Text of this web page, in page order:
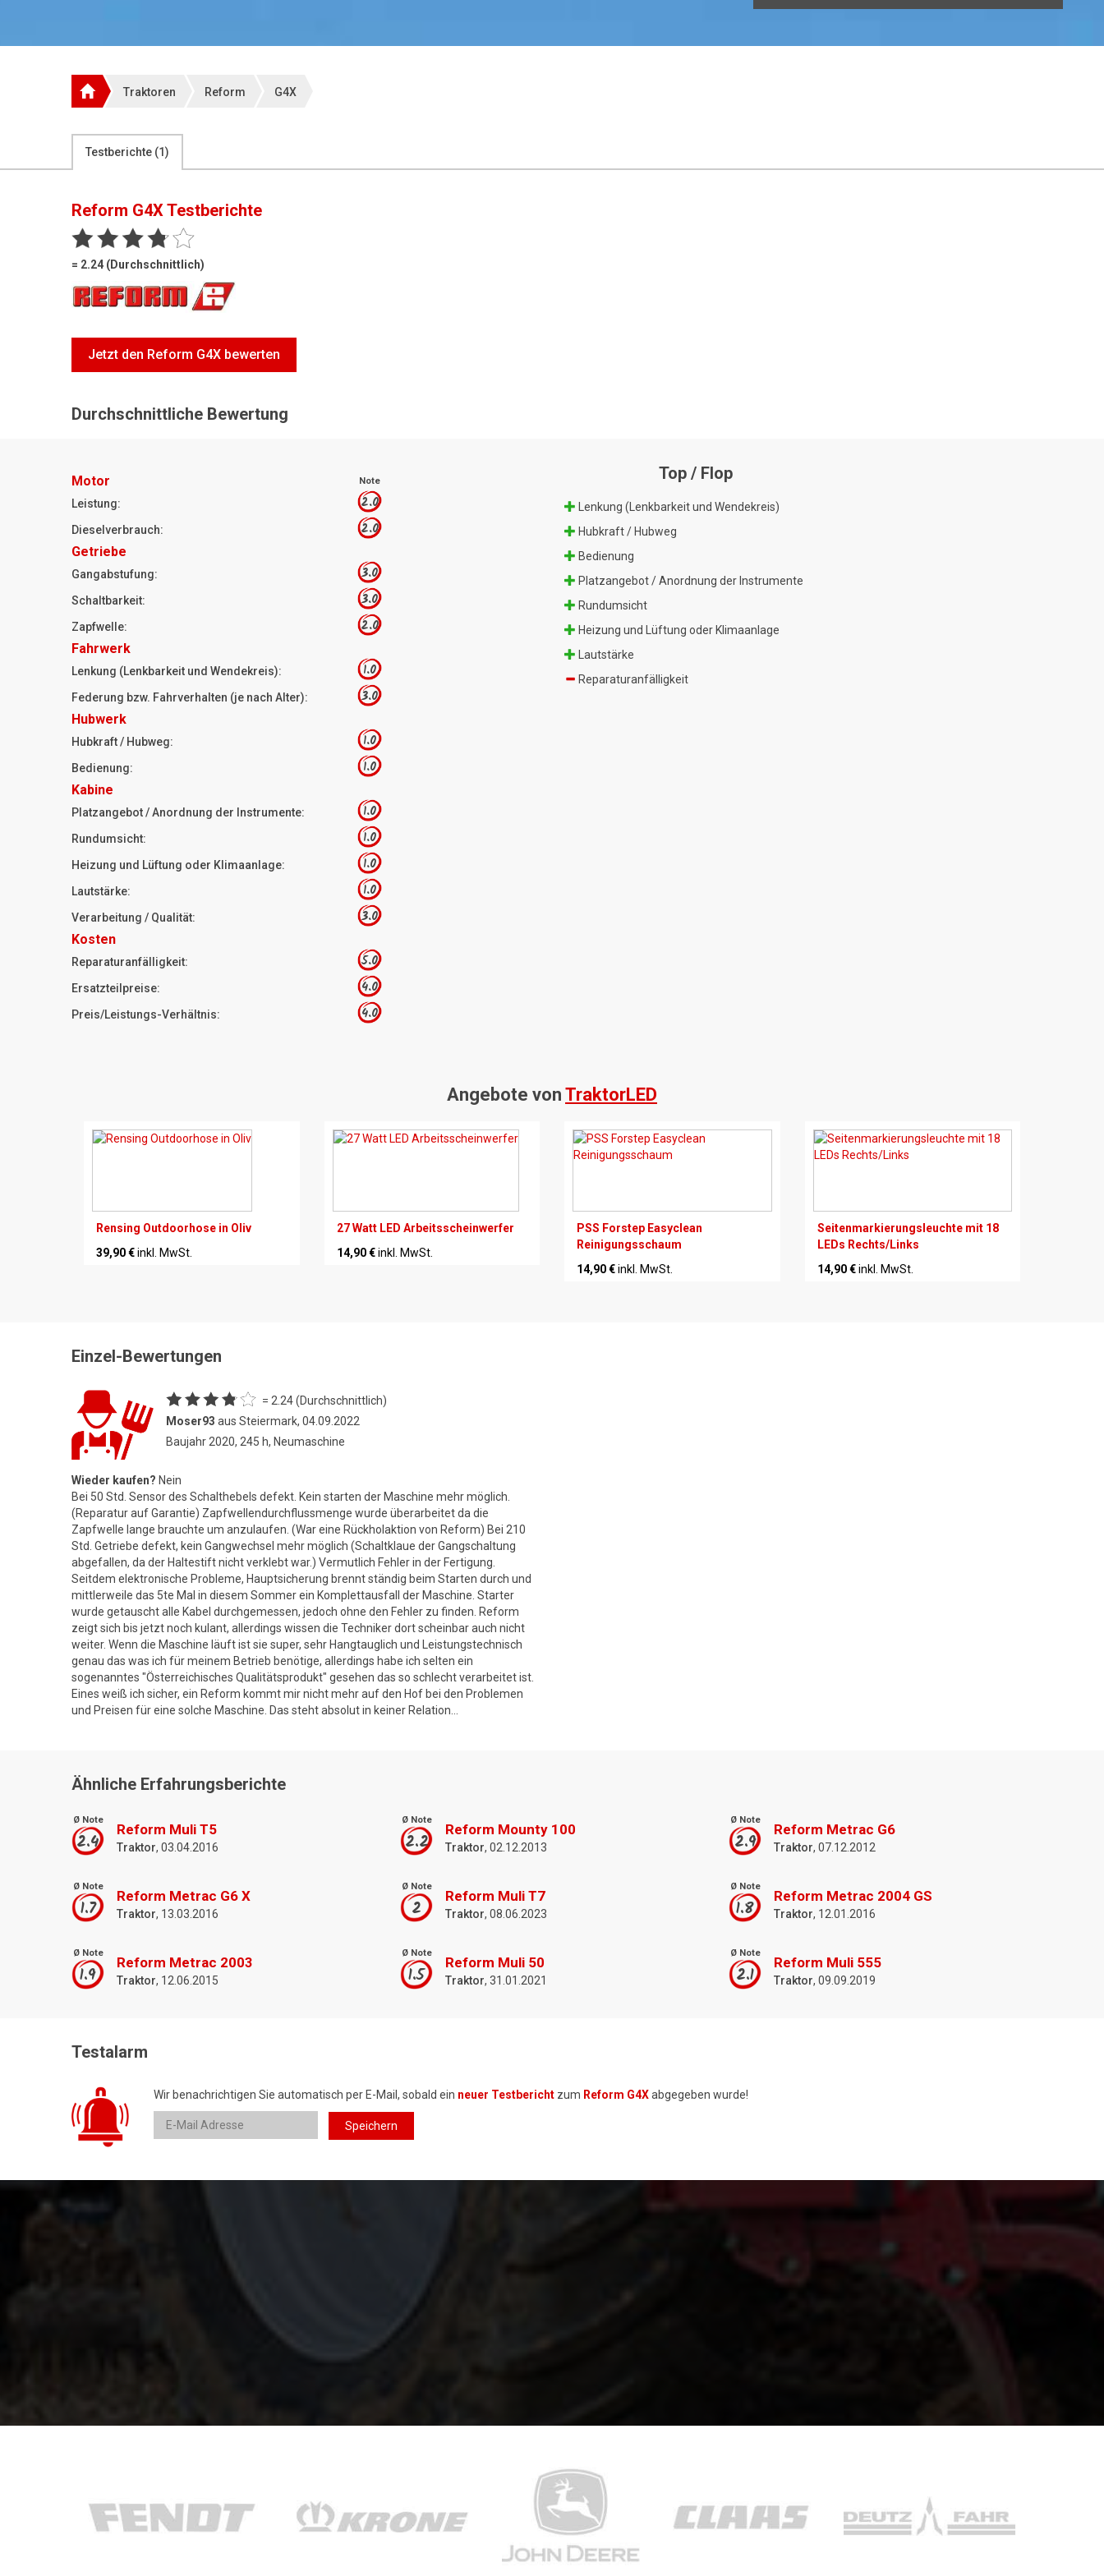
Traktoren Reform G4X
Testberichte (1)
Reform G4XTestberichte
= 2.24 (Durchschnittlich)
Jetzt den Reform G4X bewerten
Durchschnittliche Bewertung
Motor Note
Leistung: 2.0
Dieselverbrauch: 2.0
Getriebe
Gangabstufung: 3.0
Schaltbarkeit: 3.0
Zapfwelle: 2.0
Fahrwerk
Lenkung (Lenkbarkeit und Wendekreis): 1.0
Federung bzw. Fahrverhalten (je nach Alter): 3.0
Hubwerk
Hubkraft / Hubweg: 1.0
Bedienung: 1.0
Kabine
Platzangebot / Anordnung der Instrumente: 1.0
Rundumsicht: 1.0
Heizung und Lüftung oder Klimaanlage: 1.0
Lautstärke: 1.0
Verarbeitung / Qualität: 3.0
Kosten
Reparaturanfälligkeit: 5.0
Ersatzteilpreise: 4.0
Preis/Leistungs-Verhältnis: 4.0
Top / Flop
Lenkung (Lenkbarkeit und Wendekreis)
Hubkraft / Hubweg
Bedienung
Platzangebot / Anordnung der Instrumente
Rundumsicht
Heizung und Lüftung oder Klimaanlage
Lautstärke
Reparaturanfälligkeit
Angebote von TraktorLED
Rensing Outdoorhose in Oliv
39,90 €inkl. MwSt.
27 Watt LED Arbeitsscheinwerfer
14,90 € inkl. MwSt.
PSS Forstep Easyclean
Reinigungsschaum
14,90 €inkl. MwSt.
Seitenmarkierungsleuchte mit 18
LEDs Rechts/Links
14,90 € inkl. MwSt.
Einzel-Bewertungen
= 2.24 (Durchschnittlich)
Moser93 aus Steiermark, 04.09.2022
Baujahr 2020, 245 h, Neumaschine
Wieder kaufen? Nein
Bei 50 Std. Sensor des Schalthebels defekt. Kein starten der Maschine mehr möglich.
(Reparatur auf Garantie) Zapfwellendurchflussmenge wurde überarbeitet da die
Zapfwelle lange brauchte um anzulaufen. (War eine Rückholaktion von Reform) Bei 210
Std. Getriebe defekt, kein Gangwechsel mehr möglich (Schaltklaue der Gangschaltung
abgefallen, da der Haltestift nicht verklebt war.) Vermutlich Fehler in der Fertigung.
Seitdem elektronische Probleme, Hauptsicherung brennt ständig beim Starten durch und
mittlerweile das 5te Mal in diesem Sommer ein Komplettausfall der Maschine. Starter
wurde getauscht alle Kabel durchgemessen, jedoch ohne den Fehler zu finden. Reform
zeigt sich bis jetzt noch kulant, allerdings wissen die Techniker dort scheinbar auch nicht
weiter. Wenn die Maschine läuft ist sie super, sehr Hangtauglich und Leistungstechnisch
genau das was ich für meinem Betrieb benötige, allerdings habe ich selten ein
sogenanntes "Österreichisches Qualitätsprodukt" gesehen das so schlecht verarbeitet ist.
Eines weiß ich sicher, ein Reform kommt mir nicht mehr auf den Hof bei den Problemen
und Preisen für eine solche Maschine. Das steht absolut in keiner Relation...
Ähnliche Erfahrungsberichte
Ø Note
2.4
Reform Muli T5
Traktor, 03.04.2016
Ø Note
2.2
Reform Mounty 100
Traktor, 02.12.2013
Ø Note
2.9
Reform Metrac G6
Traktor, 07.12.2012
Ø Note
1.7
Reform Metrac G6 X
Traktor, 13.03.2016
Ø Note
2
Reform Muli T7
Traktor, 08.06.2023
Ø Note
1.8
Reform Metrac 2004 GS
Traktor, 12.01.2016
Ø Note
1.9
Reform Metrac 2003
Traktor, 12.06.2015
Ø Note
1.5
Reform Muli 50
Traktor, 31.01.2021
Ø Note
2.1
Reform Muli 555
Traktor, 09.09.2019
Testalarm
Wir benachrichtigen Sie automatisch per E-Mail, sobald ein neuer Testbericht zum Reform G4Xabgegeben wurde!
Speichern